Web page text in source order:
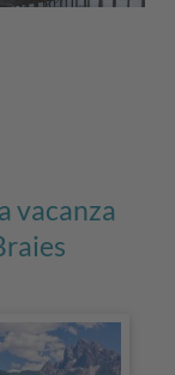
vacanza